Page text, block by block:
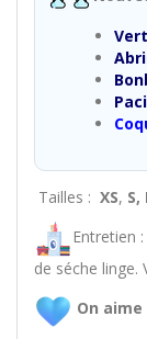
Tailles : XS, S,
Entretien
de séche linge.
On aime